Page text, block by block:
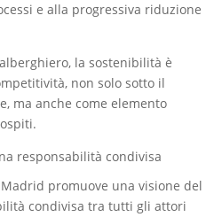
e alla progressiva riduzione
la sostenibilità è
non solo sotto il
ma anche come elemento
responsabilità condivisa
promuove una visione del
condivisa tra tutti gli attori